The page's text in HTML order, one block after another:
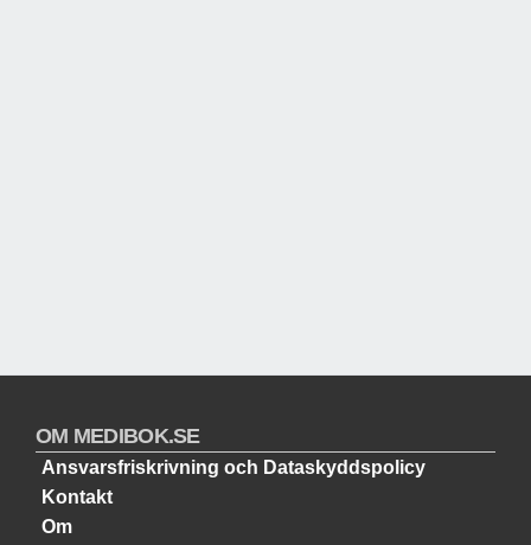
OM MEDIBOK.SE
Ansvarsfriskrivning och Dataskyddspolicy
Kontakt
Om